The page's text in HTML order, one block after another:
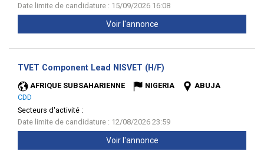
Date limite de candidature : 15/09/2026 16:08
Voir l'annonce
TVET Component Lead NISVET (H/F)
AFRIQUE SUBSAHARIENNE NIGERIA
ABUJA
CDD
Secteurs d'activité :
Date limite de candidature : 12/08/2026 23:59
Voir l'annonce